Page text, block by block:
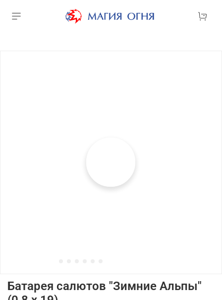
Батарея салютов "Зимние Альпы"